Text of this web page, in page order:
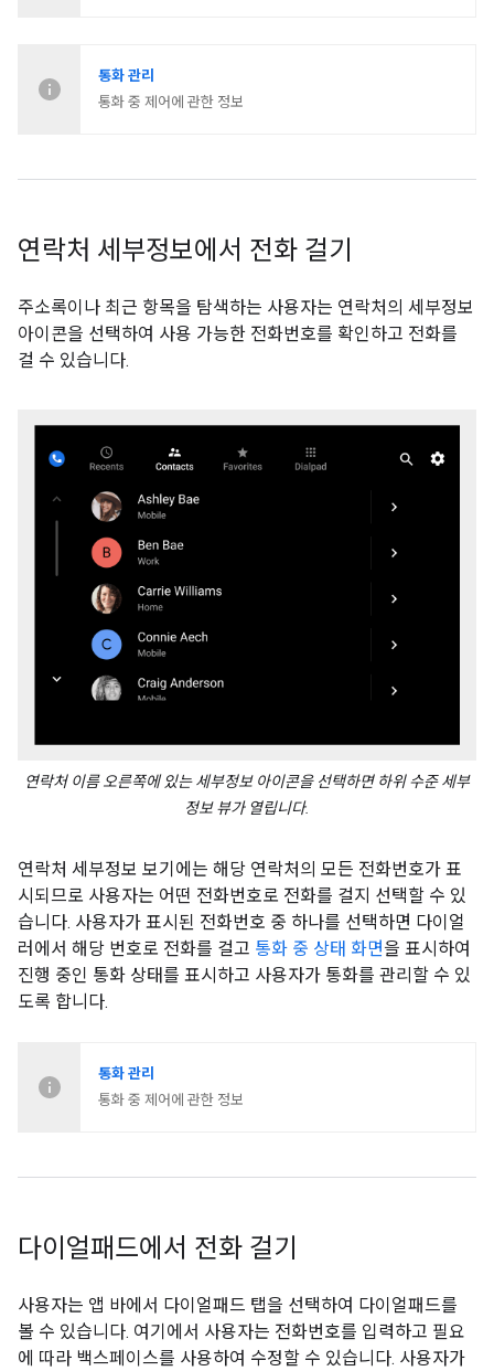
통화 관리
통화 중 제어에 관한 정보
연락처 세부정보에서 전화 걸기
주소록이나 최근 항목을 탐색하는 사용자는 연락처의 세부정보
아이콘을 선택하여 사용 가능한 전화번호를 확인하고 전화를
걸 수 있습니다.
연락처 이름 오른쪽에 있는 세부정보 아이콘을 선택하면 하위 수준 세부
정보 뷰가 열립니다.
연락처 세부정보 보기에는 해당 연락처의 모든 전화번호가 표
시되므로 사용자는 어떤 전화번호로 전화를 걸지 선택할 수 있
습니다. 사용자가 표시된 전화번호 중 하나를 선택하면 다이얼
러에서 해당 번호로 전화를 걸고 통화 중 상태 화면을 표시하여
진행 중인 통화 상태를 표시하고 사용자가 통화를 관리할 수 있
도록 합니다.
통화 관리
통화 중 제어에 관한 정보
다이얼패드에서 전화 걸기
사용자는 앱 바에서 다이얼패드 탭을 선택하여 다이얼패드를
볼 수 있습니다. 여기에서 사용자는 전화번호를 입력하고 필요
에 따라 백스페이스를 사용하여 수정할 수 있습니다. 사용자가